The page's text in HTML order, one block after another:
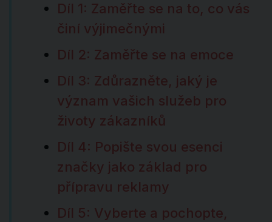
Díl 1: Zaměřte se na to, co vás
činí výjimečnými
Díl 2: Zaměřte se na emoce
Díl 3: Zdůrazněte, jaký je
význam vašich služeb pro
životy zákazníků
Díl 4: Popište svou esenci
značky jako základ pro
přípravu reklamy
Díl 5: Vyberte a pochopte,